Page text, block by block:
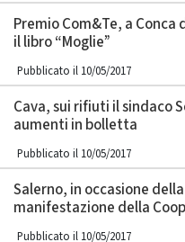
Premio Com&Te, a Conca
il libro “Moglie”
Pubblicato il 10/05/2017
Cava, sui rifiuti il sindaco
aumenti in bolletta
Pubblicato il 10/05/2017
Salerno, in occasione
manifestazione della
Pubblicato il 10/05/2017